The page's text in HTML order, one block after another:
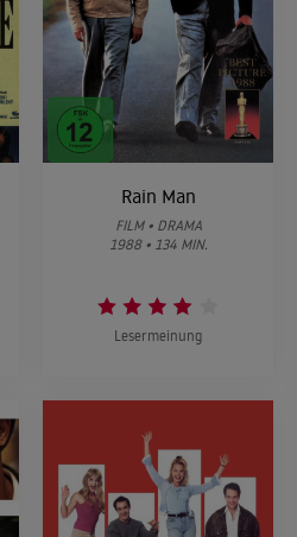
Rain Man
FILM • DRAMA
1988 • 134 MIN.
Lesermeinung